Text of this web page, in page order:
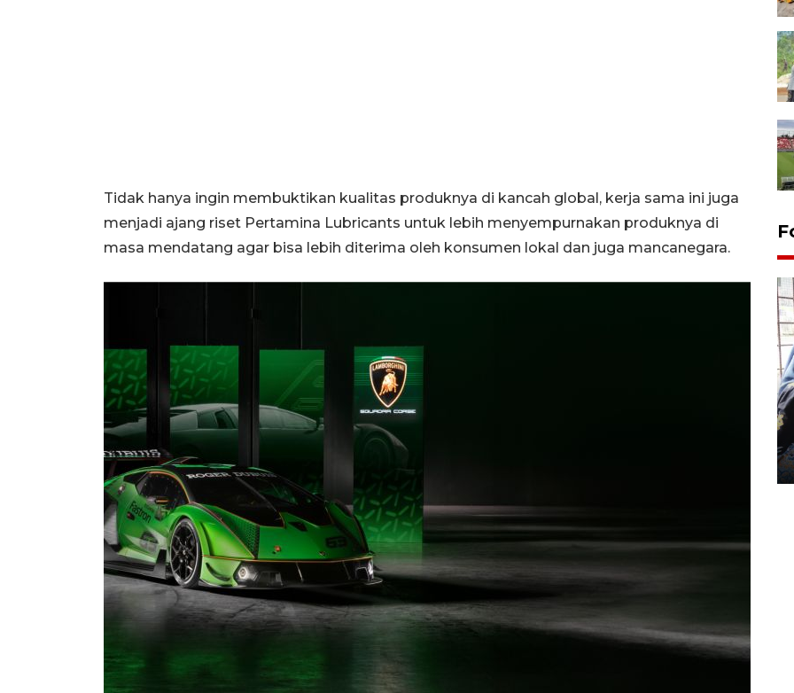
Tidak hanya ingin membuktikan kualitas produknya di kancah global, kerja sama ini juga
menjadi ajang riset Pertamina Lubricants untuk lebih menyempurnakan produknya di
masa mendatang agar bisa lebih diterima oleh konsumen lokal dan juga mancanegara.